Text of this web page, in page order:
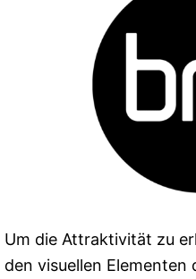
Um die Attraktivität zu
den visuellen